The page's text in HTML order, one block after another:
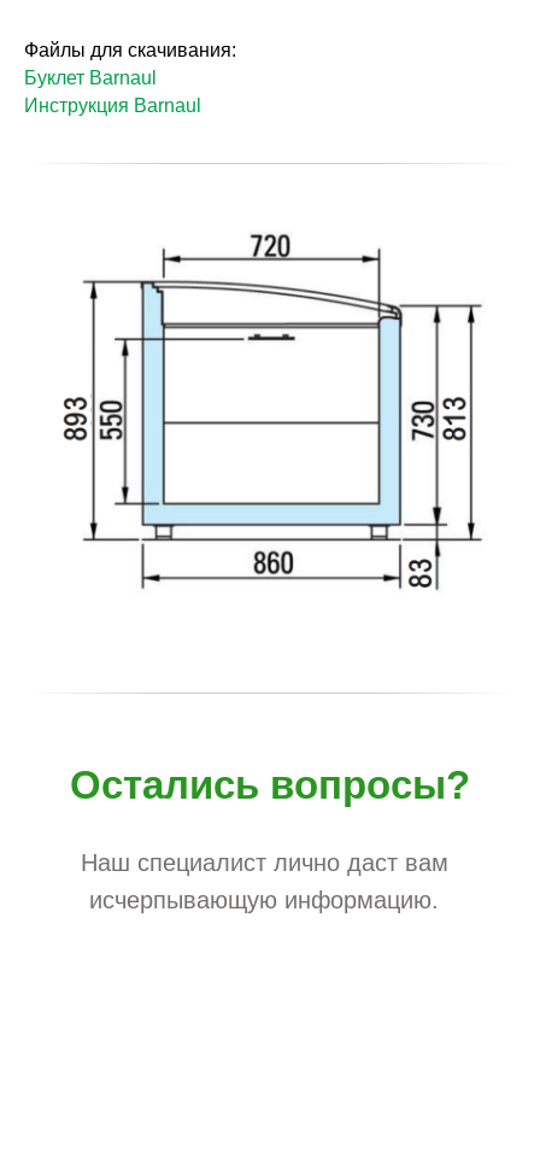
Файлы для скачивания:
Буклет Barnaul
Инструкция Barnaul
Остались вопросы?
Наш специалист лично даст вам
исчерпывающую информацию.